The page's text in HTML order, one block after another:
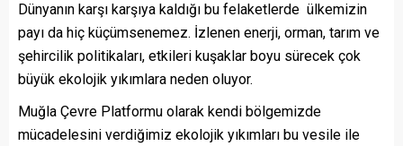
Dünyanın karşı karşıya kaldığı bu felaketlerde ülkemizin
payı da hiç küçümsenemez. İzlenen enerji, orman, tarım ve
şehircilik politikaları, etkileri kuşaklar boyu sürecek çok
büyük ekolojik yıkımlara neden oluyor.
Muğla Çevre Platformu olarak kendi bölgemizde
mücadelesini verdiğimiz ekolojik yıkımları bu vesile ile